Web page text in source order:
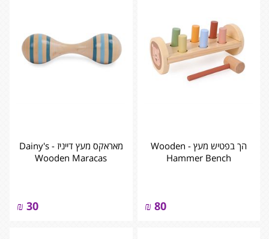
הך בפטיש מעץ - ‏‏‏‏Wooden
Hammer Bench
80
₪
מאראקס מעץ דייניז - ‏‏‏‏Dainy's
Wooden Maracas
30
₪